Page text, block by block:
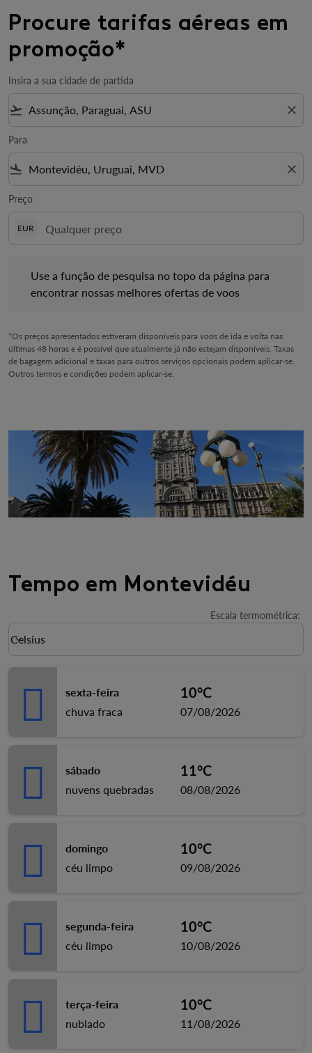
Procure tarifas aéreas em
promoção*
Insira a sua cidade de partida
flight_takeoff close
Para
flight_land close
Preço
EUR
Use a função de pesquisa no topo da página para
encontrar nossas melhores ofertas de voos
*Os preços apresentados estiveram disponíveis para voos de ida e volta nas
últimas 48 horas e é possível que atualmente já não estejam disponíveis. Taxas
de bagagem adicional e taxas para outros serviços opcionais podem aplicar-se.
Outros termos e condições podem aplicar-se.
Tempo em Montevidéu
Escala termométrica:
Weather unit option Celsius Selected
Celsius
keyboard_arrow_down
sexta-feira
chuva fraca
10°C
07/08/2026
sábado
nuvens quebradas
11°C
08/08/2026
domingo
céu limpo
10°C
09/08/2026
segunda-feira
céu limpo
10°C
10/08/2026
terça-feira
nublado
10°C
11/08/2026